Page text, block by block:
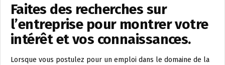
Faites des recherches sur
l’entreprise pour montrer votre
intérêt et vos connaissances.
Lorsque vous postulez pour un emploi dans le domaine de la